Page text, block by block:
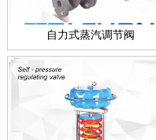
自力式蒸汽调节阀